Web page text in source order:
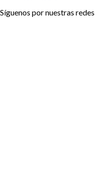
Síguenos por nuestras redes